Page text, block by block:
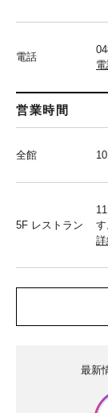
電話
営業時間
全館
5F レストラン
す
最新